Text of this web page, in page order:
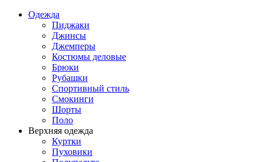
Одежда
Пиджаки
Джинсы
Джемперы
Костюмы деловые
Брюки
Рубашки
Спортивный стиль
Смокинги
Шорты
Поло
Верхняя одежда
Куртки
Пуховики